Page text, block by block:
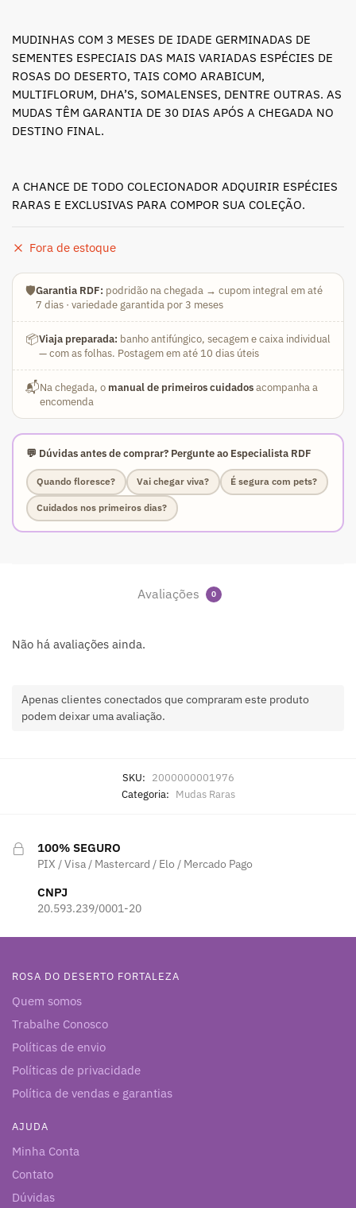
MUDINHAS COM 3 MESES DE IDADE GERMINADAS DE
SEMENTES ESPECIAIS DAS MAIS VARIADAS ESPÉCIES DE
ROSAS DO DESERTO, TAIS COMO ARABICUM,
MULTIFLORUM, DHA’S, SOMALENSES, DENTRE OUTRAS. AS
MUDAS TÊM GARANTIA DE 30 DIAS APÓS A CHEGADA NO
DESTINO FINAL.
A CHANCE DE TODO COLECIONADOR ADQUIRIR ESPÉCIES
RARAS E EXCLUSIVAS PARA COMPOR SUA COLEÇÃO.
Fora de estoque
🛡️Garantia RDF: podridão na chegada → cupom integral em até
7 dias · variedade garantida por 3 meses
📦Viaja preparada: banho antifúngico, secagem e caixa individual
— com as folhas. Postagem em até 10 dias úteis
📬Na chegada, o manual de primeiros cuidadosacompanha a
encomenda
💬 Dúvidas antes de comprar? Pergunte ao Especialista RDF
Quando floresce? Vai chegar viva? É segura com pets?
Cuidados nos primeiros dias?
Avaliações 0
Não há avaliações ainda.
Apenas clientes conectados que compraram este produto
podem deixar uma avaliação.
SKU: 2000000001976
Categoria: Mudas Raras
100% SEGURO
PIX / Visa / Mastercard / Elo / Mercado Pago
CNPJ
20.593.239/0001-20
ROSA DO DESERTO FORTALEZA
Quem somos
Trabalhe Conosco
Políticas de envio
Políticas de privacidade
Política de vendas e garantias
AJUDA
Minha Conta
Contato
Dúvidas